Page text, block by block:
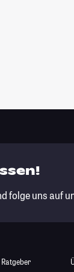
folge uns auf
Ratgeber